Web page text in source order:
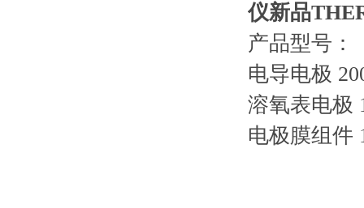
仪新品
产品型号：
电导电极
溶氧表电极
电极膜组